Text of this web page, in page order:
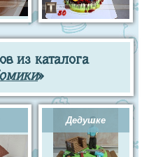
из каталога
»
Дедушке